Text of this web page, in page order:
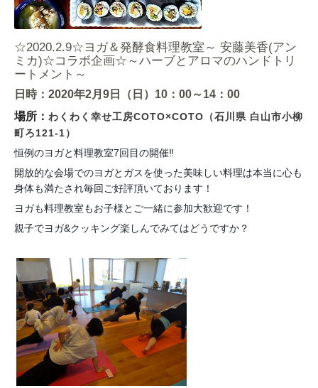
☆2020.2.9☆ヨガ＆発酵食料理教室～ 安藤美香(アン
ミカ)☆コラボ企画☆～ハーブとアロマのハンドトリ
ートメント～
日時： 2020年2月9日（日）10：00～14：00
場所： わくわく幸せ工房COTO×COTO（石川県 白山市小柳
町ろ121-1）
恒例のヨガと料理教室7回目の開催‼️
開放的な会場でのヨガとガスを使った美味しい料理は本当に心も
身体も満たされ毎回ご好評頂いております！
ヨガも料理教室もお子様とご一緒に参加大歓迎です！
親子でヨガ&クッキング楽しんでみてはどうですか？